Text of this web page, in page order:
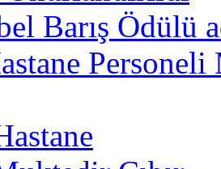
Barış Ödülü
Personeli